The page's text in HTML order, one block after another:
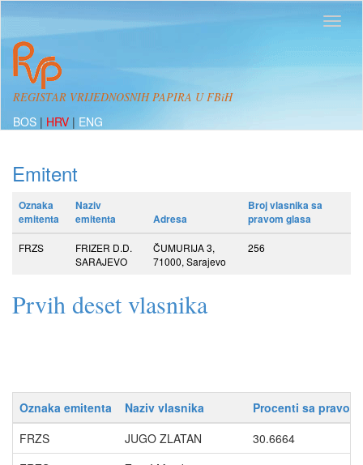
REGISTAR VRIJEDNOSNIH PAPIRA U FBiH
BOS | HRV | ENG
Emitent
Oznaka
emitenta
Naziv
emitenta
Adresa
Broj vlasnika sa
pravom glasa
FRZS
FRIZER D.D.
SARAJEVO
ČUMURIJA 3,
71000, Sarajevo
256
Prvih deset vlasnika
Oznaka emitenta Naziv vlasnika
Procenti sa
FRZS
JUGO ZLATAN
30.6664